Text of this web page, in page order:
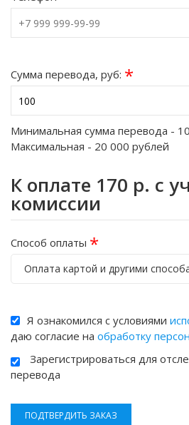
Сумма перевода, руб: *
Минимальная сумма перевода -
Максимальная - 20 000 рублей
К оплате 170 р. с
комиссии
Способ оплаты *
Оплата картой и другими
Я ознакомился с условиями
даю согласие на обработку
Зарегистрироваться для
перевода
ПОДТВЕРДИТЬ ЗАКАЗ